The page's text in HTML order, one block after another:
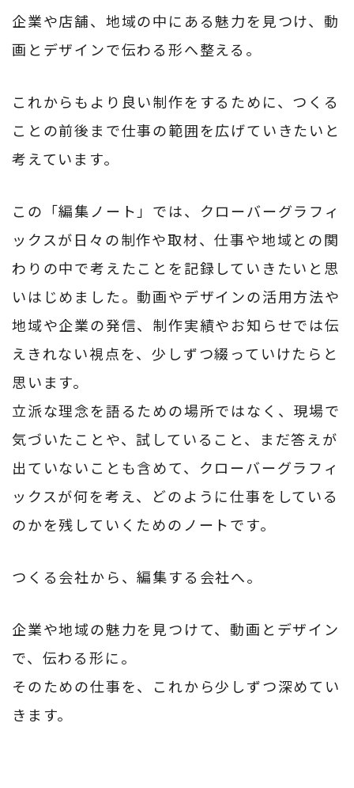
企業や店舗、地域の中にある魅力を見つけ、動
画とデザインで伝わる形へ整える。
これからもより良い制作をするために、つくる
ことの前後まで仕事の範囲を広げていきたいと
考えています。
この「編集ノート」では、クローバーグラフィ
ックスが日々の制作や取材、仕事や地域との関
わりの中で考えたことを記録していきたいと思
いはじめました。動画やデザインの活用方法や
地域や企業の発信、制作実績やお知らせでは伝
えきれない視点を、少しずつ綴っていけたらと
思います。
立派な理念を語るための場所ではなく、現場で
気づいたことや、試していること、まだ答えが
出ていないことも含めて、クローバーグラフィ
ックスが何を考え、どのように仕事をしている
のかを残していくためのノートです。
つくる会社から、編集する会社へ。
企業や地域の魅力を見つけて、動画とデザイン
で、伝わる形に。
そのための仕事を、これから少しずつ深めてい
きます。